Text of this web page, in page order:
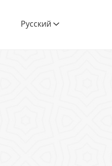
Русский